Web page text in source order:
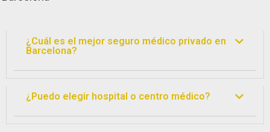
¿Cuál es el mejor seguro médico privado en
Barcelona?
¿Puedo elegir hospital o centro médico?